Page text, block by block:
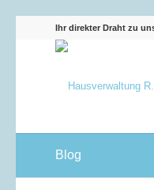
Ihr direkter Draht zu
Blog